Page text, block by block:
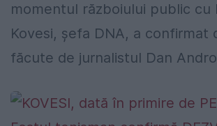
momentul războiului public cu
Kovesi, șefa DNA, a confirmat
făcute de jurnalistul Dan